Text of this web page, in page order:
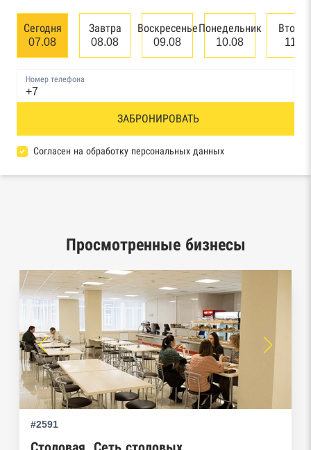
Единый федеральный реестр сведений о
банкротстве юридических лиц
банкротстве физических лиц
Реестр товарных знаков и знаков обслуживания
Роспатента
ценных бумаг
Росздравнадзор, Рособрнадзор, Роскомнадзор,
Роспотребнадзор, Росприроднадзор,
Ростехнадзор
Реестр плановых проверок Реестр
недобросовестных поставщиков
Реестры особых адресов ФНС
Реестр дисквалифицированных лиц
Сегодня
07.08
Завтра
08.08
Воскресенье
09.08
Понедельник
10.08
11.08
Номер телефона
ЗАБРОНИРОВАТЬ
Согласен на обработку персональных данных
Просмотренные бизнесы
#2591